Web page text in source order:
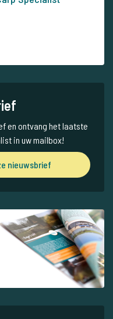
en ontvang het laatste
in uw mailbox!
nieuwsbrief